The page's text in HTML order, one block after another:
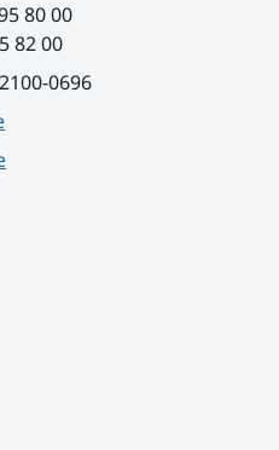
80 00
82 00
0696